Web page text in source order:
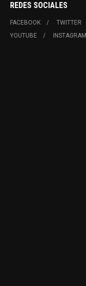
REDES SOCIALES
FACEBOOK TWITTER
YOUTUBE
INSTAGRAM